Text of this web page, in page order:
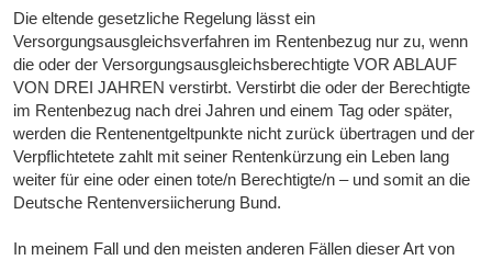
Die eltende gesetzliche Regelung lässt ein
Versorgungsausgleichsverfahren im Rentenbezug nur zu, wenn
die oder der Versorgungsausgleichsberechtigte VOR ABLAUF
VON DREI JAHREN verstirbt. Verstirbt die oder der Berechtigte
im Rentenbezug nach drei Jahren und einem Tag oder später,
werden die Rentenentgeltpunkte nicht zurück übertragen und der
Verpflichtetete zahlt mit seiner Rentenkürzung ein Leben lang
weiter für eine oder einen tote/n Berechtigte/n – und somit an die
Deutsche Rentenversiicherung Bund.
In meinem Fall und den meisten anderen Fällen dieser Art von